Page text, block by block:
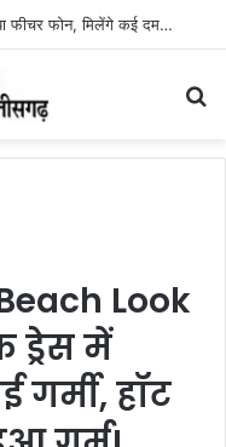
itel Ace 3 Heera : 949 में लांच हुआ नया फीचर फोन, मिलेंगे कई दमदार फीचर्स
Look
ड्रेस में
गर्मी, हॉट